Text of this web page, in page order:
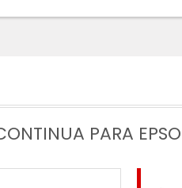
PARA